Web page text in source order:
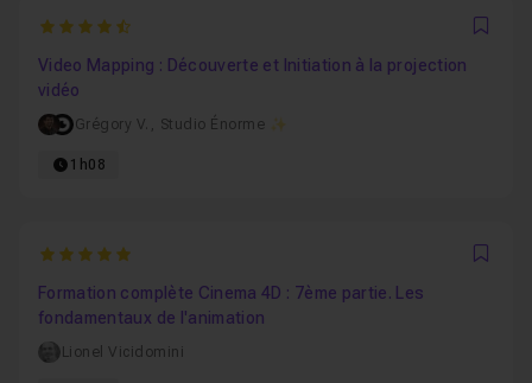
4.6538461538462
Video Mapping : Découverte et Initiation à la projection
vidéo
Grégory V. , Studio Énorme ✨
1h08
5
Formation complète Cinema 4D : 7ème partie. Les
fondamentaux de l'animation
Lionel Vicidomini